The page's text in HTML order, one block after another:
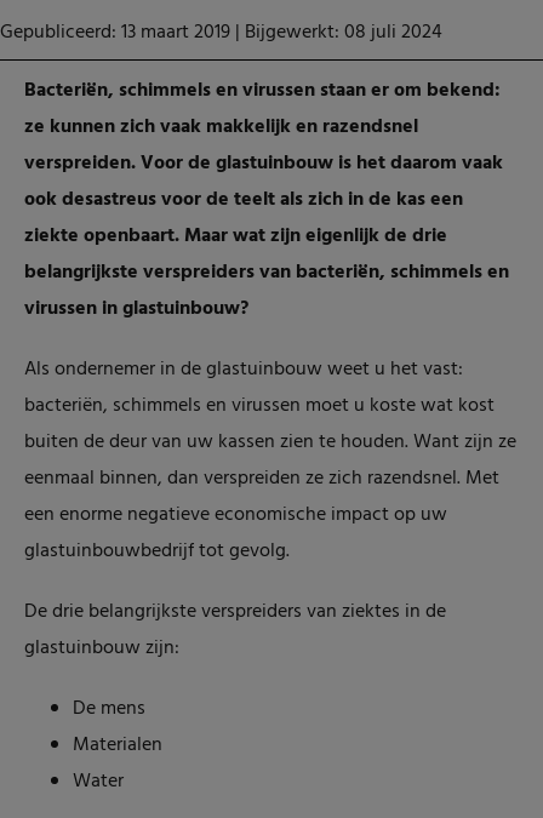
Gepubliceerd: 13 maart 2019| Bijgewerkt: 08 juli 2024
Bacteriën, schimmels en virussen staan er om bekend:
ze kunnen zich vaak makkelijk en razendsnel
verspreiden. Voor de glastuinbouw is het daarom vaak
ook desastreus voor de teelt als zich in de kas een
ziekte openbaart. Maar wat zijn eigenlijk de drie
belangrijkste verspreiders van bacteriën, schimmels en
virussen in glastuinbouw?
Als ondernemer in de glastuinbouw weet u het vast:
bacteriën, schimmels en virussen moet u koste wat kost
buiten de deur van uw kassen zien te houden. Want zijn ze
eenmaal binnen, dan verspreiden ze zich razendsnel. Met
een enorme negatieve economische impact op uw
glastuinbouwbedrijf tot gevolg.
De drie belangrijkste verspreiders van ziektes in de
glastuinbouw zijn:
De mens
Materialen
Water